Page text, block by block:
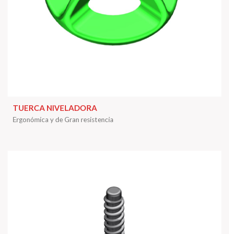
TUERCA NIVELADORA
Ergonómica y de Gran resistencia